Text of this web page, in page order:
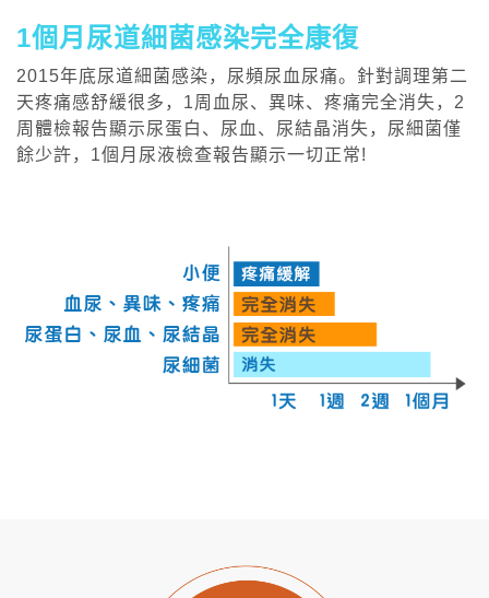
1個月尿道細菌感染完全康復
2015年底尿道細菌感染，尿頻尿血尿痛。針對調理第二
天疼痛感舒緩很多，1周血尿、異味、疼痛完全消失，2
周體檢報告顯示尿蛋白、尿血、尿結晶消失，尿細菌僅
餘少許，1個月尿液檢查報告顯示一切正常!